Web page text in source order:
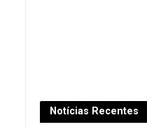
Notícias Recentes